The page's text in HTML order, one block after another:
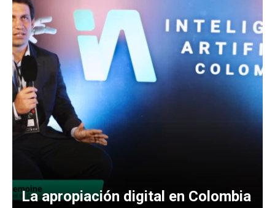
La apropiación digital en Colombia